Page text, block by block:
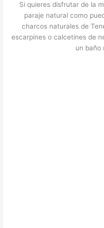
Si quieres disfrutar de la
paraje natural como
charcos naturales de
escarpines o calcetines de
un baño